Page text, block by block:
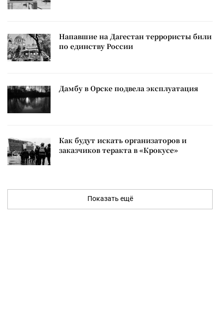
Напавшие на Дагестан террористы били
по единству России
Дамбу в Орске подвела эксплуатация
Как будут искать организаторов и
заказчиков теракта в «Крокусе»
Показать ещё